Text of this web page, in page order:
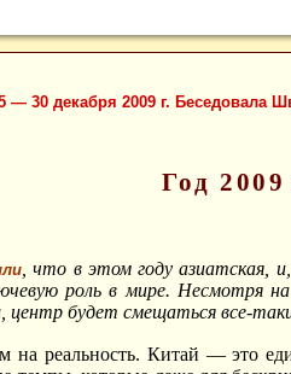
— 30 декабря 2009 г. Беседовала
Год
, что в этом году азиатская,
роль в мире. Несмотря
центр будет смещаться все-
на реальность. Китай — это